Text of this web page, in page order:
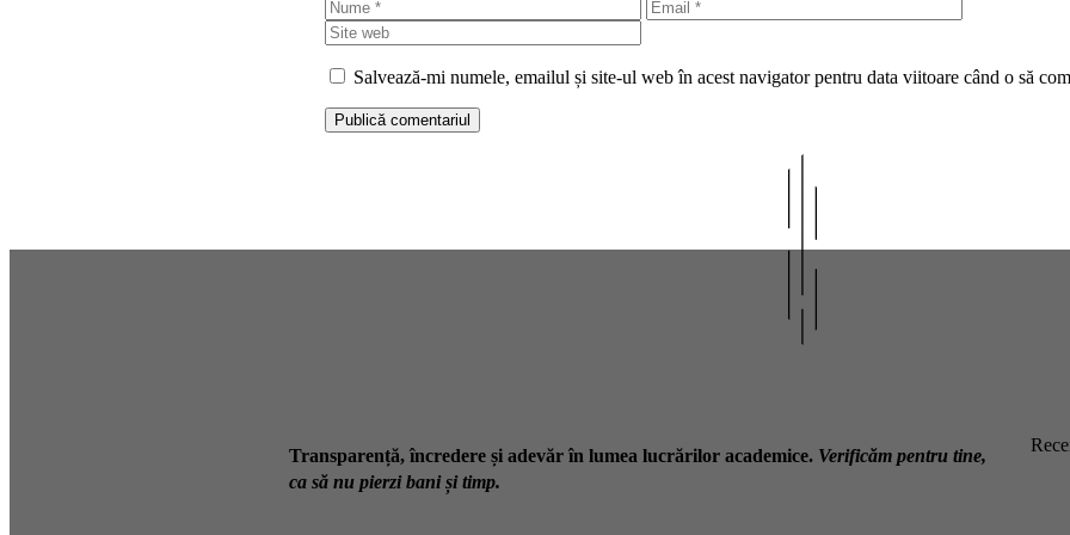
web
Salvează-mi numele, emailul și site-ul web în acest navigator pentru data viitoare când o să
Transparență, încredere și adevăr în lumea lucrărilor academice. Verificăm pentru tine,
ca să nu pierzi bani și timp.